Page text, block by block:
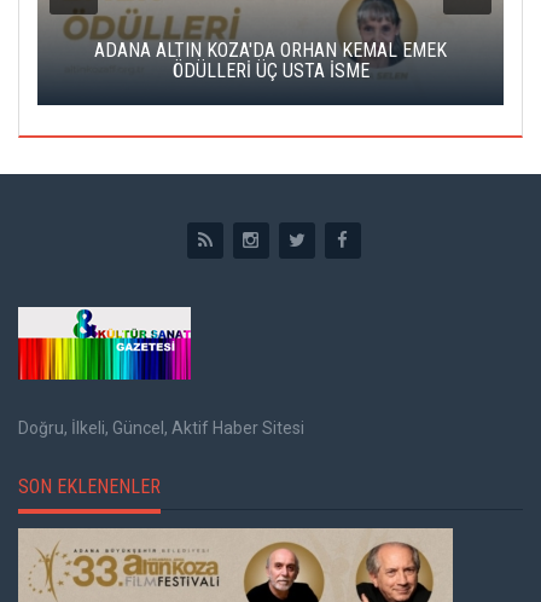
ADANA ALTIN KOZA'DA ORHAN KEMAL EMEK
ÖDÜLLERİ ÜÇ USTA İSME
Doğru, İlkeli, Güncel, Aktif Haber Sitesi
SON EKLENENLER